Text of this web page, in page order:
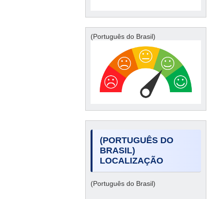
(Português do Brasil)
(PORTUGUÊS DO
BRASIL)
LOCALIZAÇÃO
(Português do Brasil)